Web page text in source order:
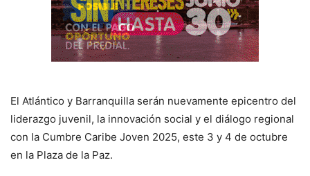
El Atlántico y Barranquilla serán nuevamente epicentro del
liderazgo juvenil, la innovación social y el diálogo regional
con la Cumbre Caribe Joven 2025, este 3 y 4 de octubre
en la Plaza de la Paz.